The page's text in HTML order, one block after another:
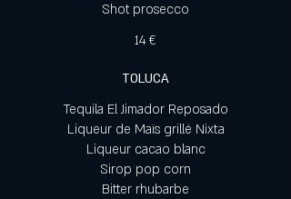
Shot prosecco
14 €
TOLUCA
Tequila El Jimador Reposado
Liqueur de Maïs grillé Nixta
Liqueur cacao blanc
Sirop pop corn
Bitter rhubarbe